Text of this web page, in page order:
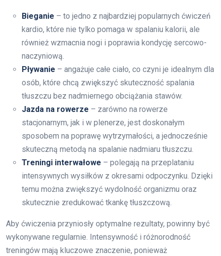
Bieganie – to jedno z najbardziej popularnych ćwiczeń
kardio, które nie tylko pomaga w spalaniu kalorii, ale
również wzmacnia nogi i poprawia kondycję sercowo-
naczyniową.
Pływanie – angażuje całe ciało, co czyni je idealnym dla
osób, które chcą zwiększyć skuteczność spalania
tłuszczu bez nadmiernego obciążania stawów.
Jazda na rowerze – zarówno na rowerze
stacjonarnym, jak i w plenerze, jest doskonałym
sposobem na poprawę wytrzymałości, a jednocześnie
skuteczną metodą na spalanie nadmiaru tłuszczu.
Treningi interwałowe – polegają na przeplataniu
intensywnych wysiłków z okresami odpoczynku. Dzięki
temu można zwiększyć wydolność organizmu oraz
skutecznie zredukować tkankę tłuszczową.
Aby ćwiczenia przyniosły optymalne rezultaty, powinny być
wykonywane regularnie. Intensywność i różnorodność
treningów mają kluczowe znaczenie, ponieważ